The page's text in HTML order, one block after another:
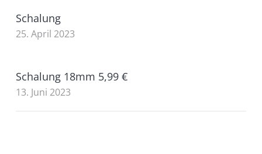
Schalung
25. April 2023
Schalung 18mm 5,99 €
13. Juni 2023